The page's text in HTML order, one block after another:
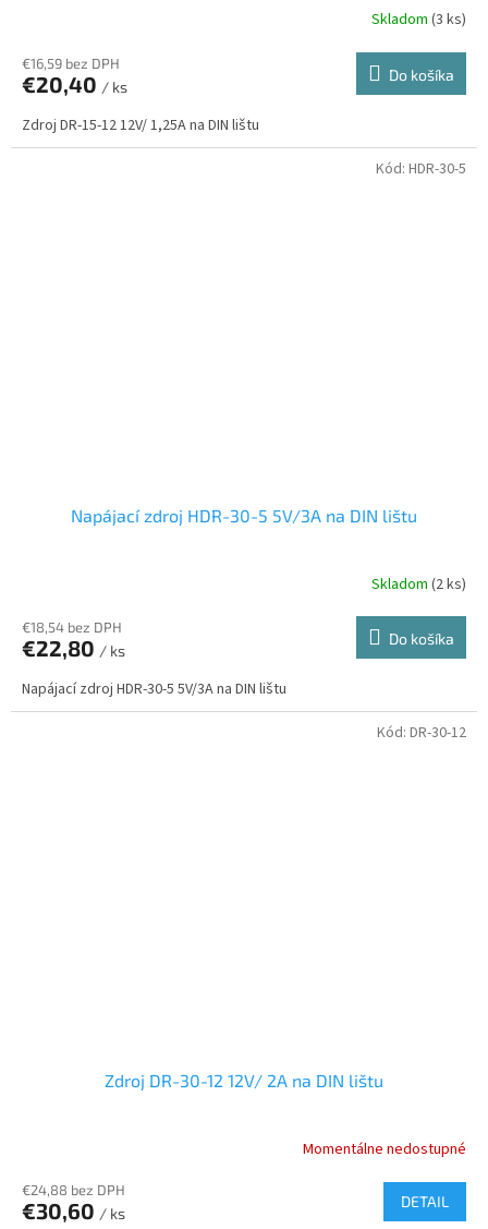
Skladom (3 ks)
€16,59 bez DPH
€20,40 / ks
Do košíka
Zdroj DR-15-12 12V/ 1,25A na DIN lištu
Napájací zdroj HDR-30-5 5V/3A na DIN lištu
Skladom (2 ks)
€18,54 bez DPH
€22,80 / ks
Do košíka
Napájací zdroj HDR-30-5 5V/3A na DIN lištu
Kód: HDR-30-5
Zdroj DR-30-12 12V/ 2A na DIN lištu
Momentálne nedostupné
€24,88 bez DPH
€30,60 / ks
DETAIL
Kód: DR-30-12